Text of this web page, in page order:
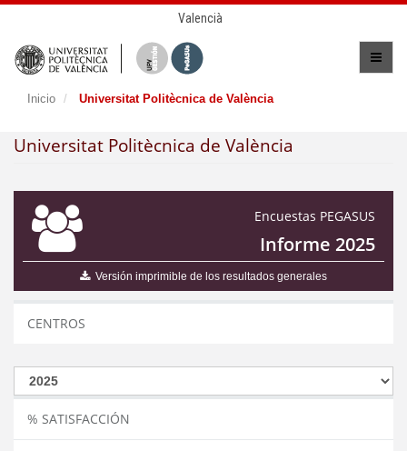
Valencià
Inicio Universitat Politècnica de València
Universitat Politècnica de València
Encuestas PEGASUS
Informe 2025
Versión imprimible de los resultados generales
CENTROS
% SATISFACCIÓN